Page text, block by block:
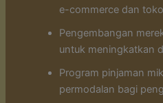
e-commerce dan
Pengembangan
untuk meningkatkan
Program pinjaman
permodalan bagi